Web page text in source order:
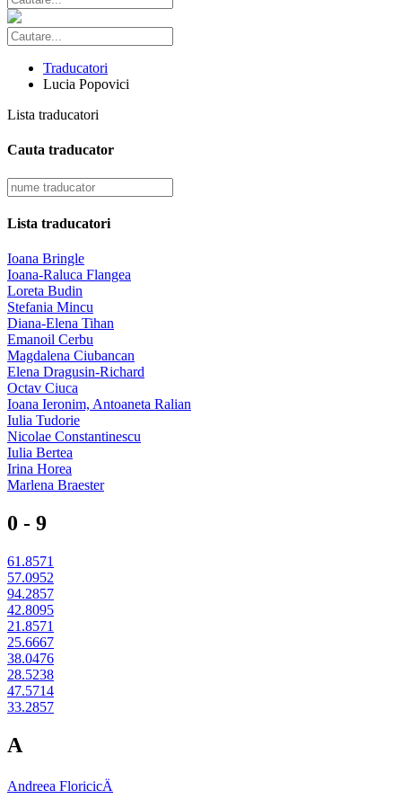
Traducatori
Lucia Popovici
Lista traducatori
Cauta traducator
Lista traducatori
Ioana Bringle
Ioana-Raluca Flangea
Loreta Budin
Stefania Mincu
Diana-Elena Tihan
Emanoil Cerbu
Magdalena Ciubancan
Elena Dragusin-Richard
Octav Ciuca
Ioana Ieronim, Antoaneta Ralian
Iulia Tudorie
Nicolae Constantinescu
Iulia Bertea
Irina Horea
Marlena Braester
0 - 9
61.8571
57.0952
94.2857
42.8095
21.8571
25.6667
38.0476
28.5238
47.5714
33.2857
A
Andreea FloricicÄ